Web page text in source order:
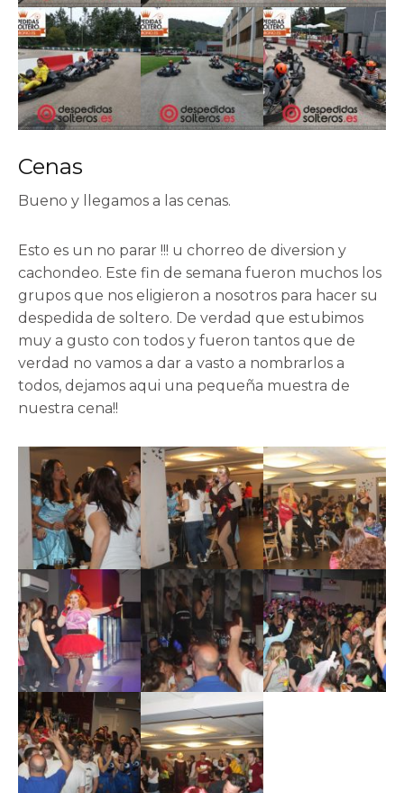
Cenas
Bueno y llegamos a las cenas.
Esto es un no parar !!! u chorreo de diversion y
cachondeo. Este fin de semana fueron muchos los
grupos que nos eligieron a nosotros para hacer su
despedida de soltero. De verdad que estubimos
muy a gusto con todos y fueron tantos que de
verdad no vamos a dar a vasto a nombrarlos a
todos, dejamos aqui una pequeña muestra de
nuestra cena!!